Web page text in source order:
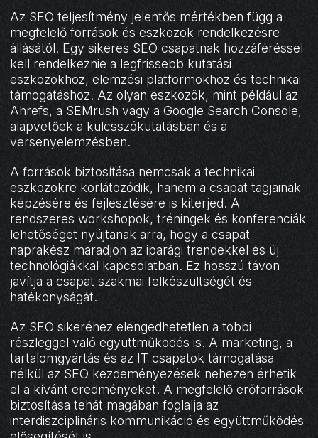
Az SEO teljesítmény jelentős mértékben függ a
megfelelő források és eszközök rendelkezésre
állásától. Egy sikeres SEO csapatnak hozzáféréssel
kell rendelkeznie a legfrissebb kutatási
eszközökhöz, elemzési platformokhoz és technikai
támogatáshoz. Az olyan eszközök, mint például az
Ahrefs, a SEMrush vagy a Google Search Console,
alapvetőek a kulcsszókutatásban és a
versenyelemzésben.
A források biztosítása nemcsak a technikai
eszközökre korlátozódik, hanem a csapat tagjainak
képzésére és fejlesztésére is kiterjed. A
rendszeres workshopok, tréningek és konferenciák
lehetőséget nyújtanak arra, hogy a csapat
naprakész maradjon az iparági trendekkel és új
technológiákkal kapcsolatban. Ez hosszú távon
javítja a csapat szakmai felkészültségét és
hatékonyságát.
Az SEO sikeréhez elengedhetetlen a többi
részleggel való együttműködés is. A marketing, a
tartalomgyártás és az IT csapatok támogatása
nélkül az SEO kezdeményezések nehezen érhetik
el a kívánt eredményeket. A megfelelő erőforrások
biztosítása tehát magában foglalja az
interdiszciplináris kommunikáció és együttműködés